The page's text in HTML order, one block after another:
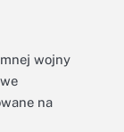
wojny
na